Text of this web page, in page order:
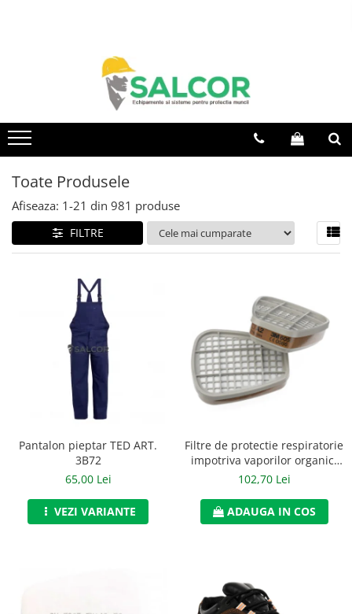
Articole unica folosinta
Combinezoane
Costum-Salopeta
Halate de lucru
Imbracaminte Femei
Jachete de iarna
Jachete/Bluze Salopeta
Pantaloni cu pieptar
Pantaloni scurti
Pelerine de ploaie
Protectie termica
Toate Produsele
Afiseaza: 1-21 din 981 produse
FILTRE
Pantalon pieptar TED ART.
3B72
65,00 Lei
VEZI VARIANTE
Filtre de protectie respiratorie
impotriva vaporilor organici
de tip A2, 3M, art.6D23 (6055)
102,70 Lei
ADAUGA IN COS